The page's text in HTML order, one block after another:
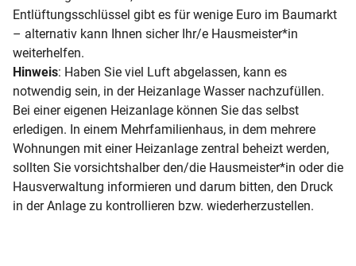
Entlüftungsschlüssel gibt es für wenige Euro im Baumarkt
– alternativ kann Ihnen sicher Ihr/e Hausmeister*in
weiterhelfen.
Hinweis: Haben Sie viel Luft abgelassen, kann es
notwendig sein, in der Heizanlage Wasser nachzufüllen.
Bei einer eigenen Heizanlage können Sie das selbst
erledigen. In einem Mehrfamilienhaus, in dem mehrere
Wohnungen mit einer Heizanlage zentral beheizt werden,
sollten Sie vorsichtshalber den/die Hausmeister*in oder die
Hausverwaltung informieren und darum bitten, den Druck
in der Anlage zu kontrollieren bzw. wiederherzustellen.